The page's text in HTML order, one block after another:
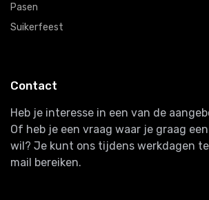
Pasen
Suikerfeest
Contact
Heb je interesse in een van de
Of heb je een vraag waar je graag
wil? Je kunt ons tijdens werkdagen
mail bereiken.